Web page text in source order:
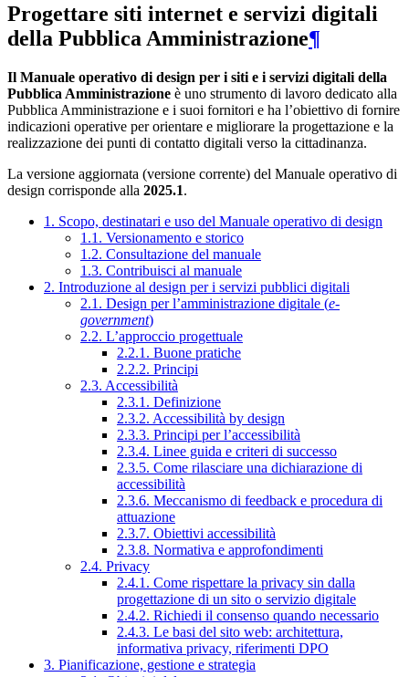
Progettare siti internet e servizi digitali
della Pubblica Amministrazione¶
Il Manuale operativo di design per i siti e i servizi digitali della
Pubblica Amministrazione è uno strumento di lavoro dedicato alla
Pubblica Amministrazione e i suoi fornitori e ha l’obiettivo di fornire
indicazioni operative per orientare e migliorare la progettazione e la
realizzazione dei punti di contatto digitali verso la cittadinanza.
La versione aggiornata (versione corrente) del Manuale operativo di
design corrisponde alla 2025.1.
1. Scopo, destinatari e uso del Manuale operativo di design
1.1. Versionamento e storico
1.2. Consultazione del manuale
1.3. Contribuisci al manuale
2. Introduzione al design per i servizi pubblici digitali
2.1. Design per l’amministrazione digitale (e-
government)
2.2. L’approccio progettuale
2.2.1. Buone pratiche
2.2.2. Principi
2.3. Accessibilità
2.3.1. Definizione
2.3.2. Accessibilità by design
2.3.3. Principi per l’accessibilità
2.3.4. Linee guida e criteri di successo
2.3.5. Come rilasciare una dichiarazione di
accessibilità
2.3.6. Meccanismo di feedback e procedura di
attuazione
2.3.7. Obiettivi accessibilità
2.3.8. Normativa e approfondimenti
2.4. Privacy
2.4.1. Come rispettare la privacy sin dalla
progettazione di un sito o servizio digitale
2.4.2. Richiedi il consenso quando necessario
2.4.3. Le basi del sito web: architettura,
informativa privacy, riferimenti DPO
3. Pianificazione, gestione e strategia